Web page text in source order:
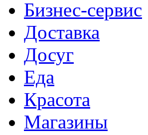
Бизнес-сервис
Доставка
Досуг
Еда
Красота
Магазины